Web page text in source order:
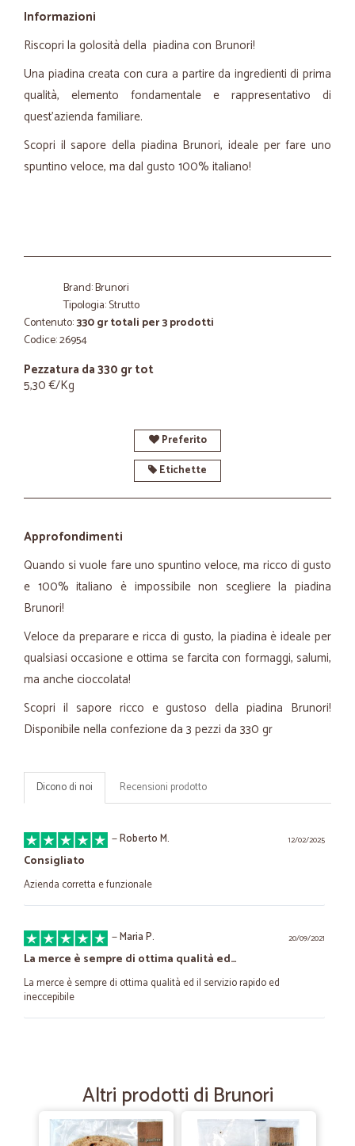
Informazioni
Riscopri la golosità della piadina con Brunori!
Una piadina creata con cura a partire da ingredienti di prima
qualità, elemento fondamentale e rappresentativo di
quest’azienda familiare.
Scopri il sapore della piadina Brunori, ideale per fare uno
spuntino veloce, ma dal gusto 100% italiano!
Brand: Brunori
Tipologia: Strutto
Contenuto:330 gr totali per 3 prodotti
Codice: 26954
Pezzatura da 330 gr tot
5,30 €/Kg
Preferito
Etichette
Approfondimenti
Quando si vuole fare uno spuntino veloce, ma ricco di gusto
e 100% italiano è impossibile non scegliere la piadina
Brunori!
Veloce da preparare e ricca di gusto, la piadina è ideale per
qualsiasi occasione e ottima se farcita con formaggi, salumi,
ma anche cioccolata!
Scopri il sapore ricco e gustoso della piadina Brunori!
Disponibile nella confezione da 3 pezzi da 330 gr
Dicono di noi Recensioni prodotto
12/02/2025
—Roberto M.
Consigliato
Azienda corretta e funzionale
20/09/2021
—Maria P.
La merce è sempre di ottima qualità ed…
La merce è sempre di ottima qualità ed il servizio rapido ed
ineccepibile
Completi, su tuttoAltri prodotti di Brunori